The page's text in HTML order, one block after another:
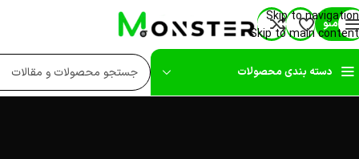
Skip to navigation
Skip to main content
منو
دسته بندی محصولات